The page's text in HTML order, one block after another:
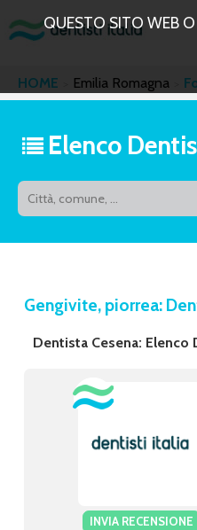
QUESTO SITO WEB O
HOME Emilia Romagna
Elenco
Gengivite, piorrea:
Dentista Cesena: Elenco
INVIA RECENSIONE